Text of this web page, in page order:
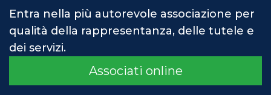
Entra nella più autorevole associazione per
qualità della rappresentanza, delle tutele e
dei servizi.
Associati online